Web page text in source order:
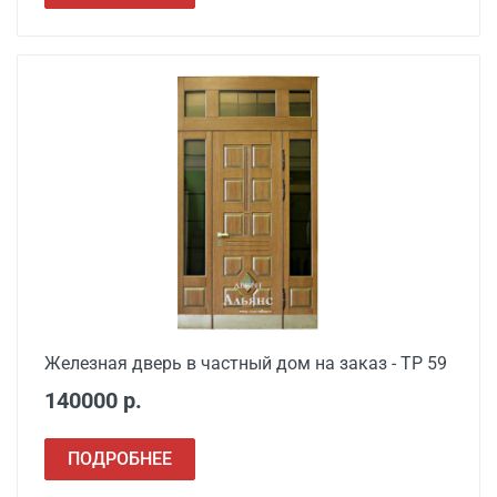
Железная дверь в частный дом на заказ - ТР 59
140000 р.
ПОДРОБНЕЕ